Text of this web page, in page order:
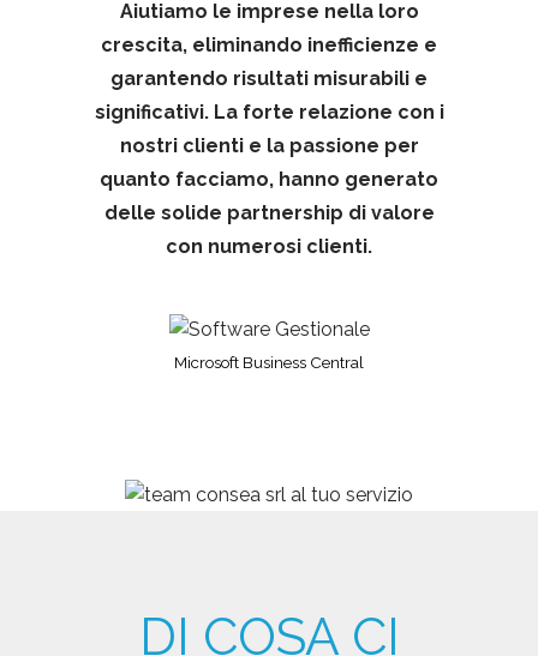
Aiutiamo le imprese nella loro
crescita, eliminando inefficienze e
garantendo risultati misurabili e
significativi. La forte relazione con i
nostri clienti e la passione per
quanto facciamo, hanno generato
delle solide partnership di valore
con numerosi clienti.
Microsoft Business Central
DI COSA CI